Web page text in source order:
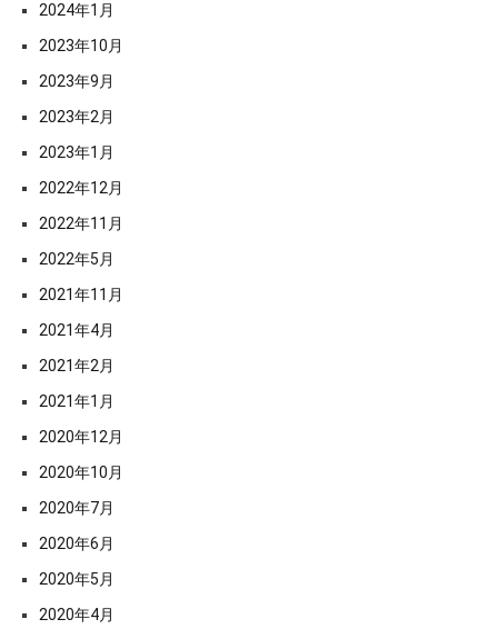
2024年1月
2023年10月
2023年9月
2023年2月
2023年1月
2022年12月
2022年11月
2022年5月
2021年11月
2021年4月
2021年2月
2021年1月
2020年12月
2020年10月
2020年7月
2020年6月
2020年5月
2020年4月